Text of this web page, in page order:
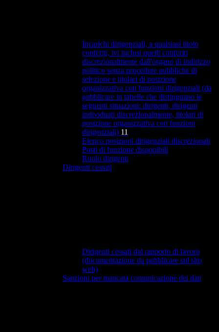
Incarichi dirigenziali, a qualsiasi titolo
conferiti, ivi inclusi quelli conferiti
discrezionalmente dall'organo di indirizzo
politico senza procedure pubbliche di
selezione e titolari di posizione
organizzativa con funzioni dirigenziali (da
pubblicare in tabelle che distinguano le
seguenti situazioni: dirigenti, dirigenti
individuati discrezionalmente, titolari di
posizione organizzativa con funzioni
dirigenziali) 11
Elenco posizioni dirigenziali discrezionali
Posti di funzione disponibili
Ruolo dirigenti
Dirigenti cessati
Dirigenti cessati dal rapporto di lavoro
(documentazione da pubblicare sul sito
web)
Sanzioni per mancata comunicazione dei dati